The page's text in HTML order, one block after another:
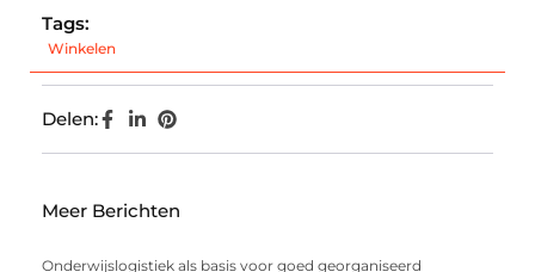
Tags:
Winkelen
Delen:
Meer Berichten
Onderwijslogistiek als basis voor goed georganiseerd